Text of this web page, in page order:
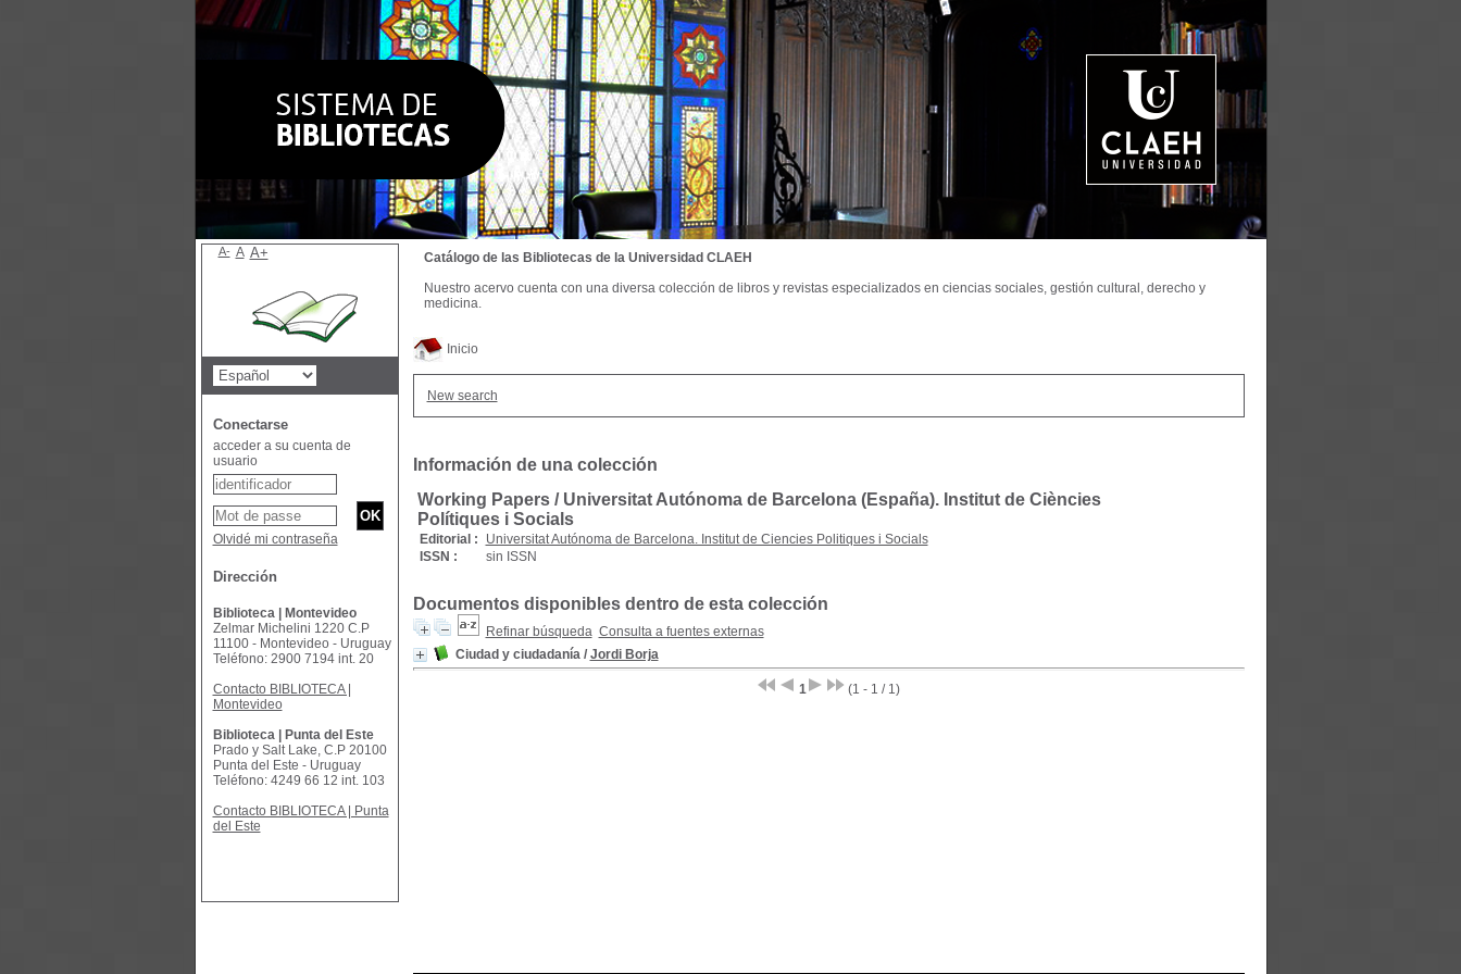
Inicio
New search
Información de una colección
Working Papers / Universitat Autónoma de Barcelona (España). Institut de Ciències
Polítiques i Socials
Editorial :
Universitat Autónoma de Barcelona. Institut de Ciencies Politiques i Socials
ISSN :
sin ISSN
Documentos disponibles dentro de esta colección
Refinar búsqueda Consulta a fuentes externas
Ciudad y ciudadanía/ Jordi Borja
1 (1 - 1 / 1)
Catálogo de las Bibliotecas de la Universidad CLAEH
Nuestro acervo cuenta con una diversa colección de libros y revistas especializados en ciencias sociales, gestión cultural, derecho y
medicina.
A- A A+
Conectarse
acceder a su cuenta de
usuario
Olvidé mi contraseña
Dirección
Biblioteca | Montevideo
Zelmar Michelini 1220 C.P
11100 - Montevideo - Uruguay
Teléfono: 2900 7194 int. 20
Contacto BIBLIOTECA |
Montevideo
Biblioteca | Punta del Este
Prado y Salt Lake, C.P 20100
Punta del Este - Uruguay
Teléfono: 4249 66 12 int. 103
Contacto BIBLIOTECA | Punta
del Este